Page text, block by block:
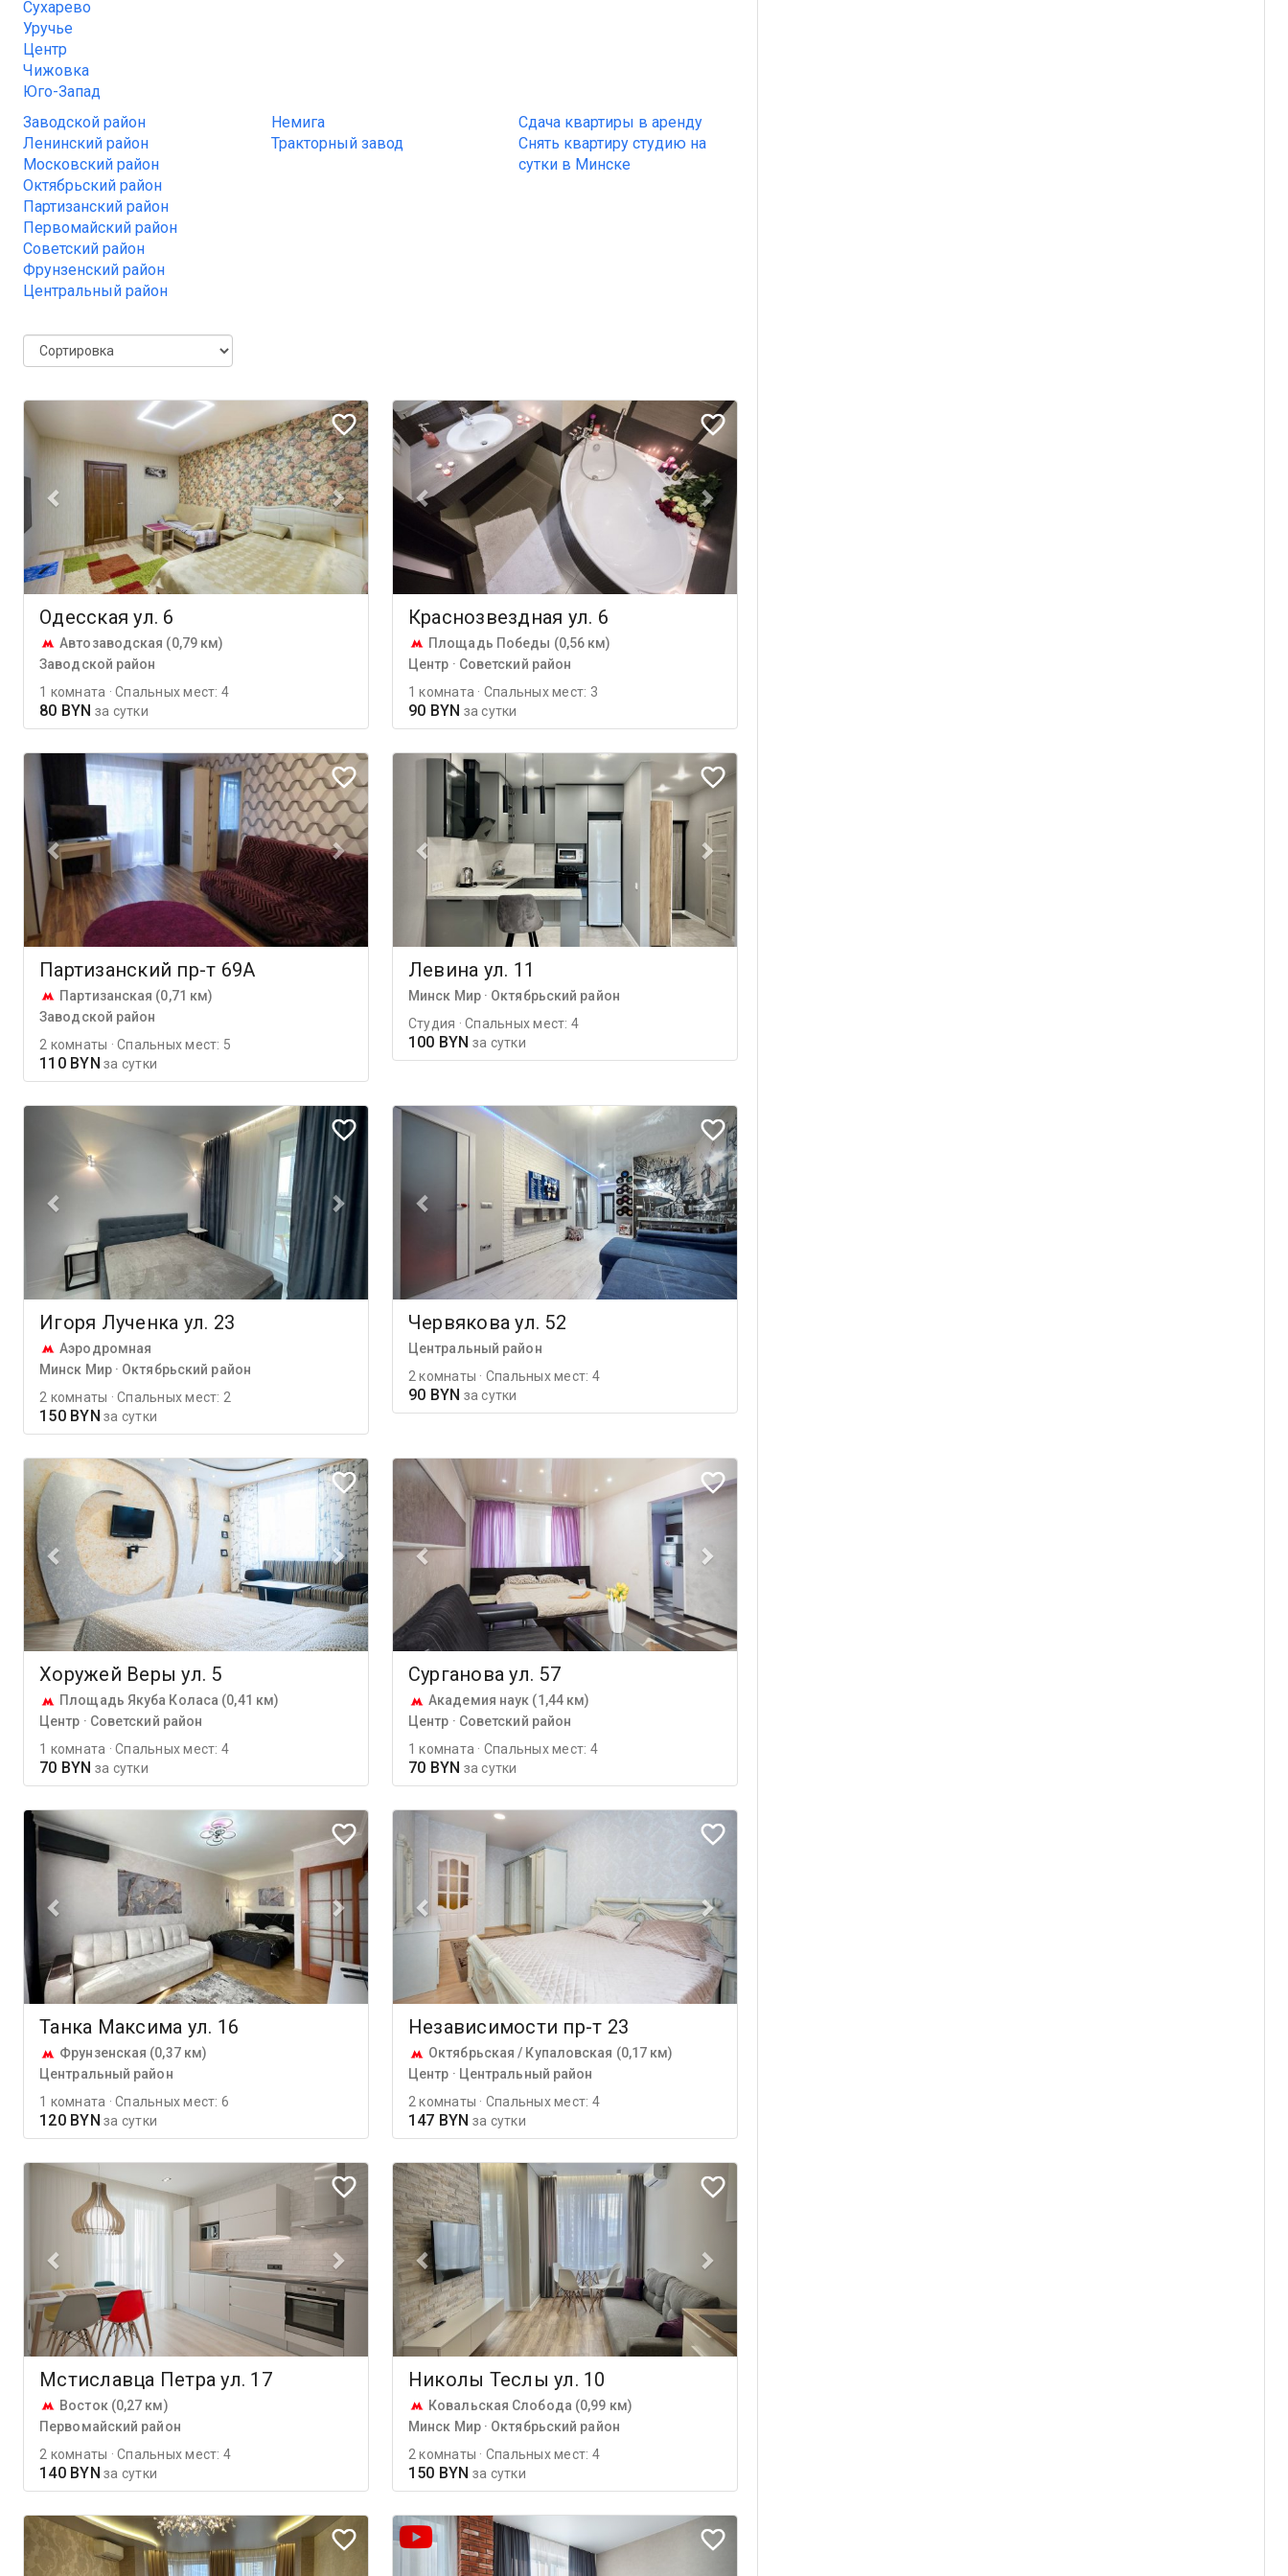
Сухарево
Уручье
Центр
Чижовка
Юго-Запад
Заводской район
Ленинский район
Московский район
Октябрьский район
Партизанский район
Первомайский район
Советский район
Фрунзенский район
Центральный район
Немига
Тракторный завод
Сдача квартиры в аренду
Снять квартиру студию на
сутки в Минске
Одесская ул. 6
Автозаводская (0,79 км)
Заводской район
1 комната · Спальных мест: 4
80 BYN за сутки
Краснозвездная ул. 6
Площадь Победы (0,56 км)
Центр · Советский район
1 комната · Спальных мест: 3
90 BYN за сутки
Партизанский пр-т 69А
Партизанская (0,71 км)
Заводской район
2 комнаты · Спальных мест: 5
110 BYN за сутки
Левина ул. 11
Минск Мир · Октябрьский район
Студия · Спальных мест: 4
100 BYN за сутки
Игоря Лученка ул. 23
Аэродромная
Минск Мир · Октябрьский район
2 комнаты · Спальных мест: 2
150 BYN за сутки
Червякова ул. 52
Центральный район
2 комнаты · Спальных мест: 4
90 BYN за сутки
Хоружей Веры ул. 5
Площадь Якуба Коласа (0,41 км)
Центр · Советский район
1 комната · Спальных мест: 4
70 BYN за сутки
Сурганова ул. 57
Академия наук (1,44 км)
Центр · Советский район
1 комната · Спальных мест: 4
70 BYN за сутки
Танка Максима ул. 16
Фрунзенская (0,37 км)
Центральный район
1 комната · Спальных мест: 6
120 BYN за сутки
Независимости пр-т 23
Октябрьская / Купаловская (0,17 км)
Центр · Центральный район
2 комнаты · Спальных мест: 4
147 BYN за сутки
Мстиславца Петра ул. 17
Восток (0,27 км)
Первомайский район
2 комнаты · Спальных мест: 4
140 BYN за сутки
Николы Теслы ул. 10
Ковальская Слобода (0,99 км)
Минск Мир · Октябрьский район
2 комнаты · Спальных мест: 4
150 BYN за сутки